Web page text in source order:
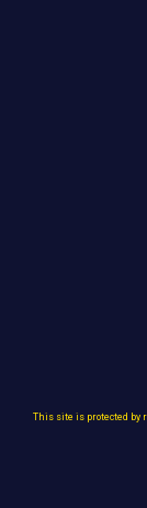
This site is protected by